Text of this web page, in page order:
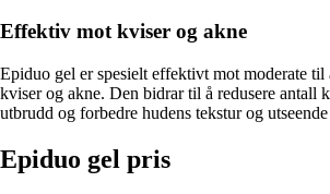
Effektiv mot kviser og akne
Epiduo gel er spesielt effektivt mot moderate
kviser og akne. Den bidrar til å redusere antall
utbrudd og forbedre hudens tekstur og
Epiduo gel pris